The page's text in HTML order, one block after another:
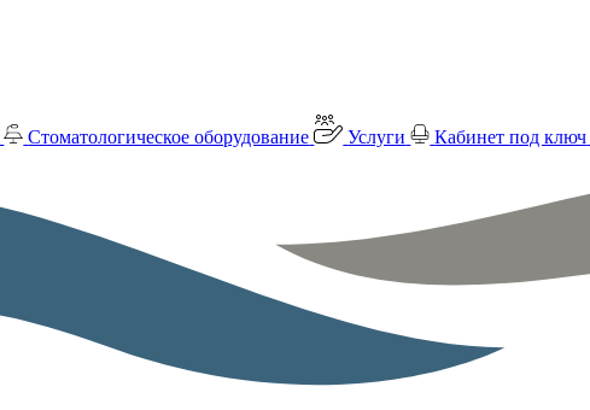
Стоматологическое оборудование Услуги Кабинет под ключ